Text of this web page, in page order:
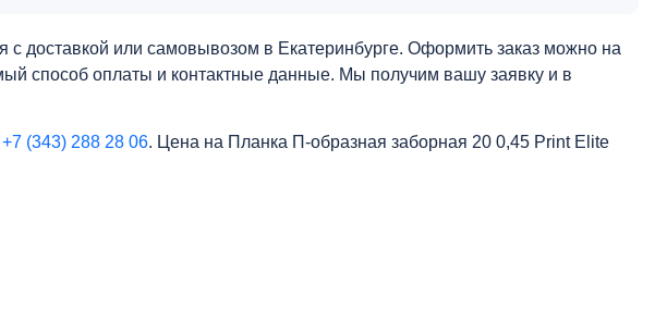
доставкой или самовывозом в Екатеринбурге. Оформить заказ можно на
способ оплаты и контактные данные. Мы получим вашу заявку и в
+7 (343) 288 28 06. Цена на Планка П-образная заборная 20 0,45 Print Elite